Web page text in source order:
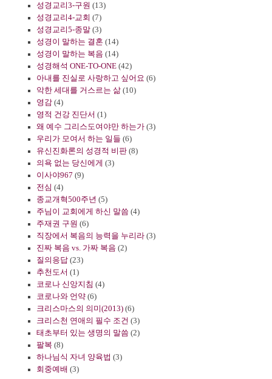
성경교리3-구원 (13)
성경교리4-교회 (7)
성경교리5-종말 (3)
성경이 말하는 결혼 (14)
성경이 말하는 복음 (14)
성경해석 ONE-TO-ONE (42)
아내를 진실로 사랑하고 싶어요 (6)
악한 세대를 거스르는 삶 (10)
영감 (4)
영적 건강 진단서 (1)
왜 예수 그리스도여야만 하는가 (3)
우리가 모여서 하는 일들 (6)
유신진화론의 성경적 비판 (8)
의욕 없는 당신에게 (3)
이사야967 (9)
전심 (4)
종교개혁500주년 (5)
주님이 교회에게 하신 말씀 (4)
주재권 구원 (6)
직장에서 복음의 능력을 누리라 (3)
진짜 복음 vs. 가짜 복음 (2)
질의응답 (23)
추천도서 (1)
코로나 신앙지침 (4)
코로나와 언약 (6)
크리스마스의 의미(2013) (6)
크리스천 연애의 필수 조건 (3)
태초부터 있는 생명의 말씀 (2)
팔복 (8)
하나님식 자녀 양육법 (3)
회중예배 (3)